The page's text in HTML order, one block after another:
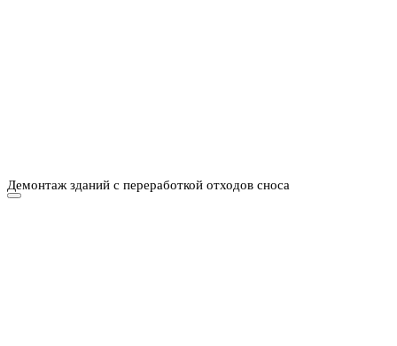
Демонтаж зданий с переработкой отходов сноса